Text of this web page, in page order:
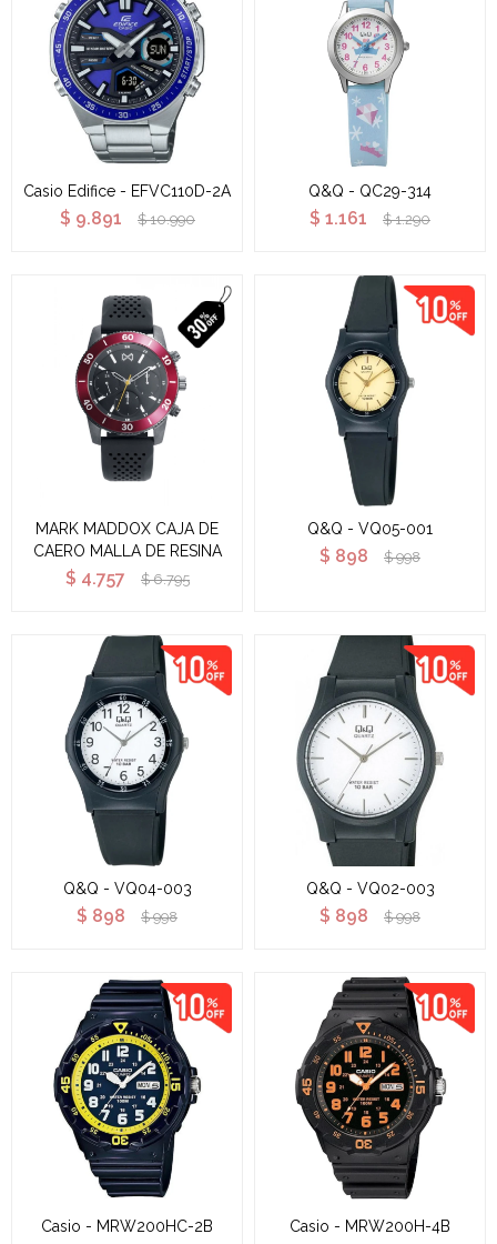
Casio Edifice - EFVC110D-2A
$ 9.891 $ 10.990
Q&Q - QC29-314
$ 1.161 $ 1.290
MARK MADDOX CAJA DE
CAERO MALLA DE RESINA
$ 4.757 $ 6.795
Q&Q - VQ05-001
$ 898 $ 998
Q&Q - VQ04-003
$ 898 $ 998
Q&Q - VQ02-003
$ 898 $ 998
Casio - MRW200HC-2B Casio - MRW200H-4B